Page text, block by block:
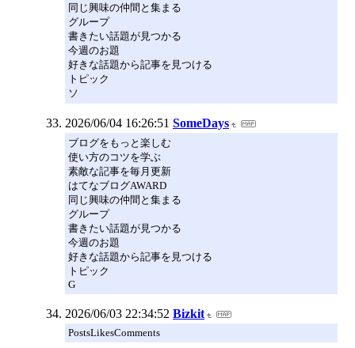
同じ興味の仲間と集まる
グループ
書きたい話題が見つかる
今週のお題
好きな話題から記事を見つける
トピック
ソ
2026/06/04 16:26:51 SomeDays
ブログをもっと楽しむ
使い方のコツを学ぶ
素敵な記事を毎月更新
はてなブログAWARD
同じ興味の仲間と集まる
グループ
書きたい話題が見つかる
今週のお題
好きな話題から記事を見つける
トピック
G
2026/06/03 22:34:52 Bizkit
PostsLikesComments